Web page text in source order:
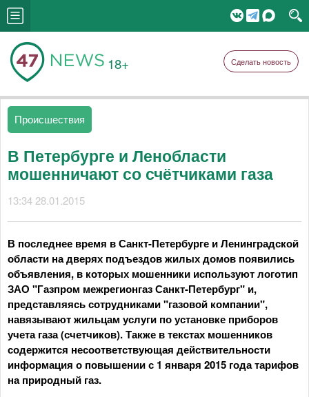
18+ Сделать новость
Происшествия
В Петербурге и Ленобласти
мошенничают со счётчиками газа
13:34 28.01.2015
В последнее время в Санкт-Петербурге и Ленинградской
области на дверях подъездов жилых домов появились
объявления, в которых мошенники используют логотип
ЗАО "Газпром межрегионгаз Санкт-Петербург" и,
представляясь сотрудниками "газовой компании",
навязывают жильцам услуги по установке приборов
учета газа (счетчиков). Также в текстах мошенников
содержится несоответствующая действительности
информация о повышении с 1 января 2015 года тарифов
на природный газ.